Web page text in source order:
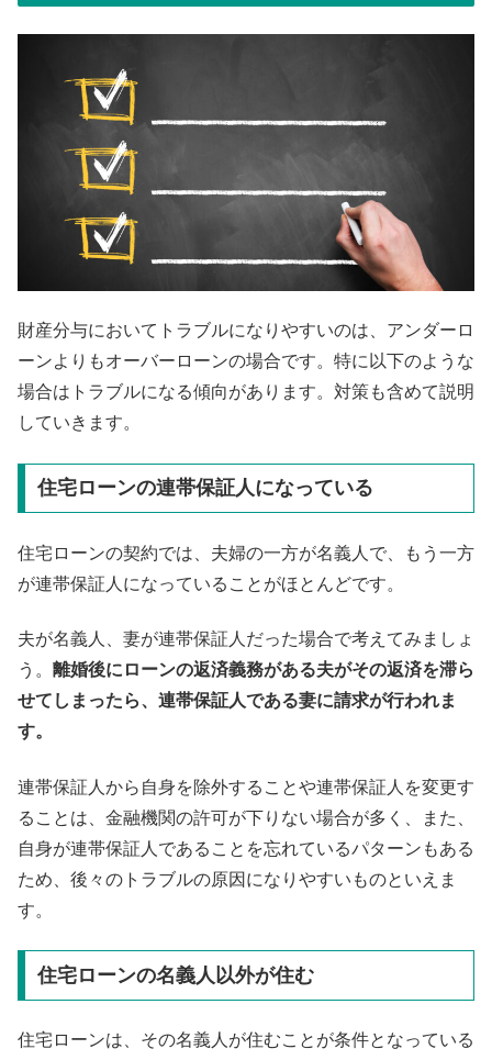
財産分与においてトラブルになりやすいのは、アンダーロ
ーンよりもオーバーローンの場合です。特に以下のような
場合はトラブルになる傾向があります。対策も含めて説明
していきます。
住宅ローンの連帯保証人になっている
住宅ローンの契約では、夫婦の一方が名義人で、もう一方
が連帯保証人になっていることがほとんどです。
夫が名義人、妻が連帯保証人だった場合で考えてみましょ
う。 離婚後にローンの返済義務がある夫がその返済を滞ら
せてしまったら、連帯保証人である妻に請求が行われま
す。
連帯保証人から自身を除外することや連帯保証人を変更す
ることは、金融機関の許可が下りない場合が多く、また、
自身が連帯保証人であることを忘れているパターンもある
ため、後々のトラブルの原因になりやすいものといえま
す。
住宅ローンの名義人以外が住む
住宅ローンは、その名義人が住むことが条件となっている